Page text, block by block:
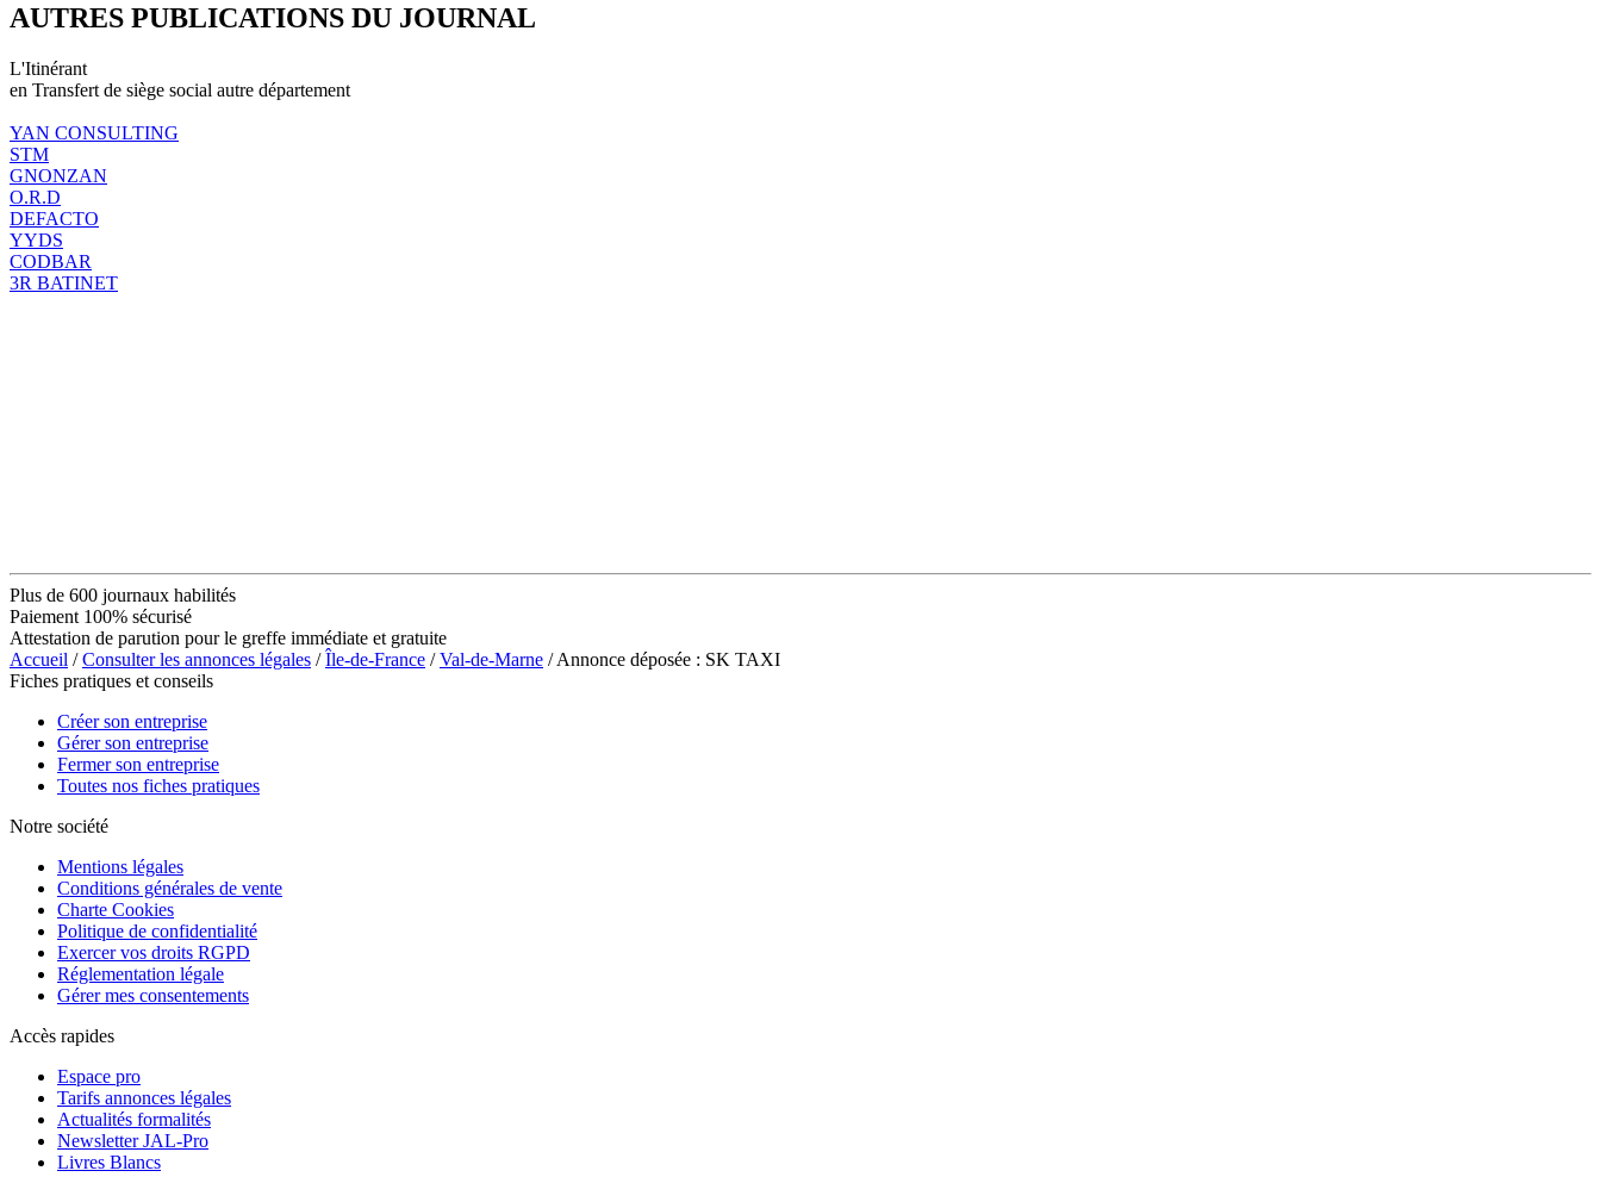
AUTRES PUBLICATIONS DU JOURNAL
L'Itinérant
en Transfert de siège social autre département
YAN CONSULTING
STM
GNONZAN
O.R.D
DEFACTO
YYDS
CODBAR
3R BATINET
Plus de 600 journaux habilités
Paiement 100% sécurisé
Attestation de parution pour le greffe immédiate et gratuite
Accueil /Consulter les annonces légales /Île-de-France /Val-de-Marne / Annonce déposée : SK TAXI
Fiches pratiques et conseils
Créer son entreprise
Gérer son entreprise
Fermer son entreprise
Toutes nos fiches pratiques
Notre société
Mentions légales
Conditions générales de vente
Charte Cookies
Politique de confidentialité
Exercer vos droits RGPD
Réglementation légale
Gérer mes consentements
Accès rapides
Espace pro
Tarifs annonces légales
Actualités formalités
Newsletter JAL-Pro
Livres Blancs